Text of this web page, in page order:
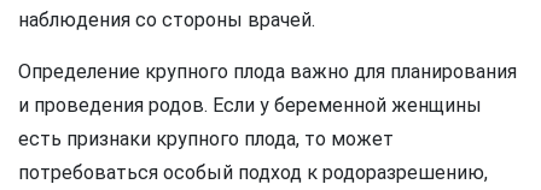
наблюдения со стороны врачей.
Определение крупного плода важно для планирования
и проведения родов. Если у беременной женщины
есть признаки крупного плода, то может
потребоваться особый подход к родоразрешению,